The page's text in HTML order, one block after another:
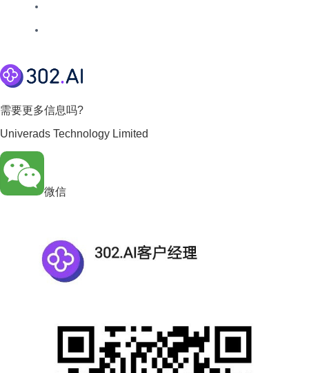
需要更多信息吗?
Univerads Technology Limited
微信